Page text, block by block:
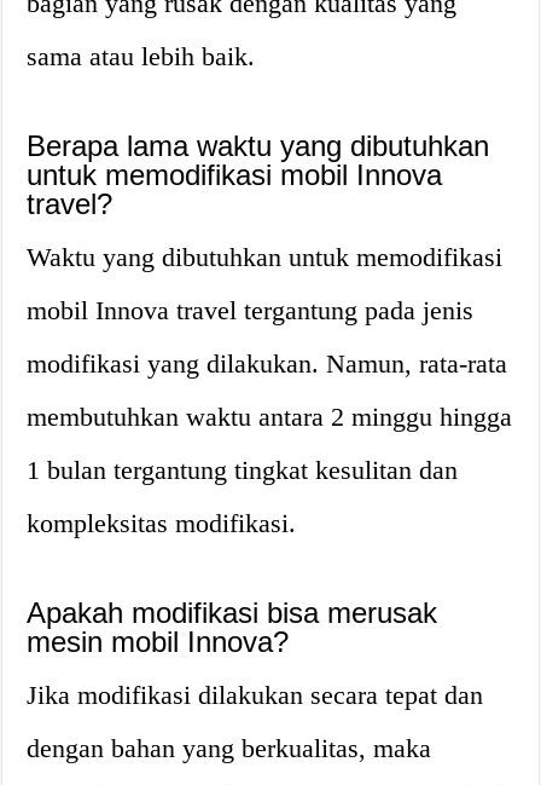
sama atau lebih baik.
Berapa lama waktu yang dibutuhkan
untuk memodifikasi mobil Innova
travel?
Waktu yang dibutuhkan untuk memodifikasi
mobil Innova travel tergantung pada jenis
modifikasi yang dilakukan. Namun, rata-rata
membutuhkan waktu antara 2 minggu hingga
1 bulan tergantung tingkat kesulitan dan
kompleksitas modifikasi.
Apakah modifikasi bisa merusak
mesin mobil Innova?
Jika modifikasi dilakukan secara tepat dan
dengan bahan yang berkualitas, maka